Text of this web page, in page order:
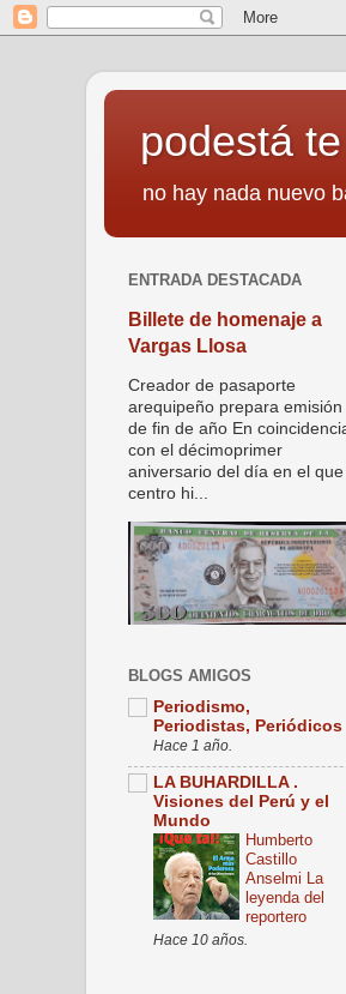
podestá
no hay nada nuevo
ENTRADA DESTACADA
Billete de homenaje a
Vargas Llosa
Creador de pasaporte
arequipeño prepara emisión
de fin de año En
con el décimoprimer
aniversario del día en el que
centro hi...
BLOGS AMIGOS
Periodismo,
Periodistas, Periódicos
Hace 1 año.
LA BUHARDILLA .
Visiones del Perú y el
Mundo
Humberto
Castillo
Anselmi La
leyenda del
reportero
Hace 10 años.